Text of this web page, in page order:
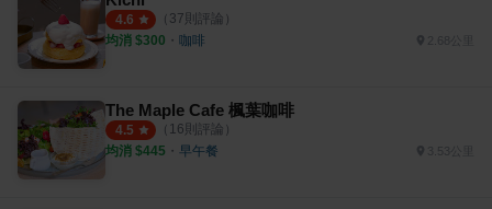
4.6 （ 37則評論）
均消 $300 ・ 咖啡
The Maple Cafe 楓葉咖啡
4.5 （ 16則評論）
均消 $445 ・ 早午餐 3.53公里